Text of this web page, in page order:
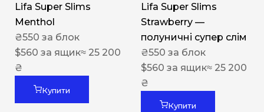
Lifa Super Slims
Menthol
₴550 за блок
$560 за ящик≈ 25 200
₴
Купити
Lifa Super Slims
Strawberry —
полуничні супер слім
₴550 за блок
$560 за ящик≈ 25 200
₴
Купити